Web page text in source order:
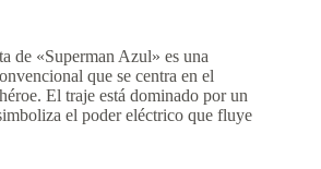
de «Superman Azul» es una
que se centra en el
El traje está dominado por un
el poder eléctrico que fluye